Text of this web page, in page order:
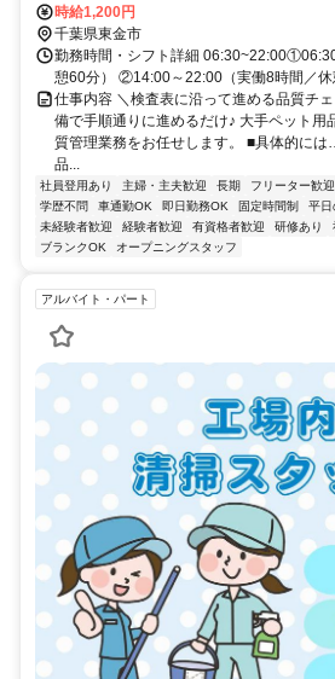
イク・自転車通勤OK 【株式会社プロテクス 東金営業所】 千葉県東金
市滝沢633-5
時給1,200円
千葉県東金市
勤務時間・シフト詳細
憩60分） ②14:00～22:00（実働8時間／
仕事内容 ＼検査表に沿って進める品質チ
備で手順通りに進めるだけ♪ 大手ペット用
質管理業務をお任せします。 ■具体的に
品...
社員登用あり 主婦・主夫歓迎 長期 フリーター歓迎
学歴不問
車通勤OK 即日勤務OK 固定時間制 平日
未経験者歓迎
経験者歓迎 有資格者歓迎 研修あり
ブランクOK
オープニングスタッフ
アルバイト・パート